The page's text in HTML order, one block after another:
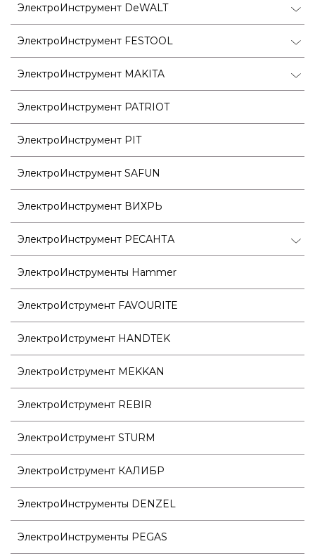
ЭлектроИнструмент DeWALT
ЭлектроИнструмент FESTOOL
ЭлектроИнструмент MAKITA
ЭлектроИнструмент PATRIOT
ЭлектроИнструмент PIT
ЭлектроИнструмент SAFUN
ЭлектроИнструмент ВИХРЬ
ЭлектроИнструмент РЕСАНТА
ЭлектроИнструменты Hammer
ЭлектроИструмент FAVOURITE
ЭлектроИструмент HANDTEK
ЭлектроИструмент MEKKAN
ЭлектроИструмент REBIR
ЭлектроИструмент STURM
ЭлектроИструмент КАЛИБР
ЭлектроИнструменты DENZEL
ЭлектроИнструменты PEGAS